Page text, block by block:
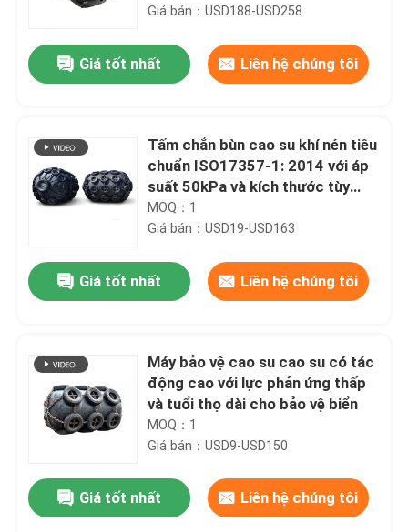
Giá bán：USD188-USD258
Giá tốt nhất Liên hệ chúng tôi
Tấm chắn bùn cao su khí nén tiêu
chuẩn ISO17357-1: 2014 với áp
suất 50kPa và kích thước tùy
chỉnh cho an toàn hàng hải
MOQ：1
Giá bán：USD19-USD163
Giá tốt nhất Liên hệ chúng tôi
Máy bảo vệ cao su cao su có tác
động cao với lực phản ứng thấp
và tuổi thọ dài cho bảo vệ biển
MOQ：1
Giá bán：USD9-USD150
Giá tốt nhất Liên hệ chúng tôi